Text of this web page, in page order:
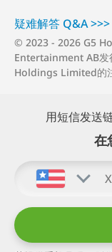
疑难解答 Q⁠&⁠A >⁠>⁠>
© 2023 - 2026 G5
Entertainment AB发
Holdings Limited的
用短信发送
在